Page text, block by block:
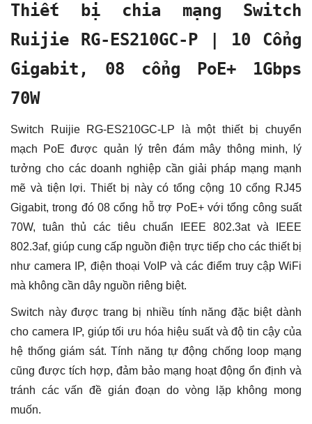
Thiết bị chia mạng Switch
Ruijie RG-ES210GC-P | 10 Cổng
Gigabit, 08 cổng PoE+ 1Gbps
70W
Switch Ruijie RG-ES210GC-LP là một thiết bị chuyển
mạch PoE được quản lý trên đám mây thông minh, lý
tưởng cho các doanh nghiệp cần giải pháp mạng mạnh
mẽ và tiện lợi. Thiết bị này có tổng cộng 10 cổng RJ45
Gigabit, trong đó 08 cổng hỗ trợ PoE+ với tổng công suất
70W, tuân thủ các tiêu chuẩn IEEE 802.3at và IEEE
802.3af, giúp cung cấp nguồn điện trực tiếp cho các thiết bị
như camera IP, điện thoại VoIP và các điểm truy cập WiFi
mà không cần dây nguồn riêng biệt.
Switch này được trang bị nhiều tính năng đặc biệt dành
cho camera IP, giúp tối ưu hóa hiệu suất và độ tin cậy của
hệ thống giám sát. Tính năng tự động chống loop mạng
cũng được tích hợp, đảm bảo mạng hoạt động ổn định và
tránh các vấn đề gián đoạn do vòng lặp không mong
muốn.